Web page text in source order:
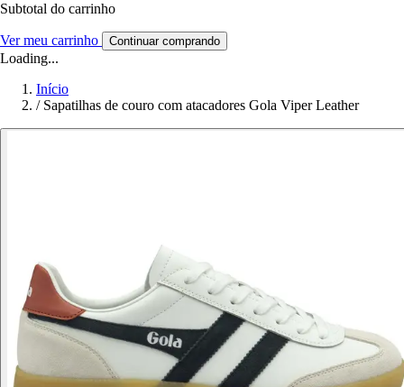
Subtotal do carrinho
Ver meu carrinho Continuar comprando
Loading...
Início
/ Sapatilhas de couro com atacadores Gola Viper Leather